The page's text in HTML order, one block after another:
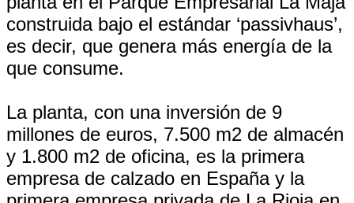
construida bajo el estándar ‘passivhaus’,
es decir, que genera más energía de la
que consume.
La planta, con una inversión de 9
millones de euros, 7.500 m2 de almacén
y 1.800 m2 de oficina, es la primera
empresa de calzado en España y la